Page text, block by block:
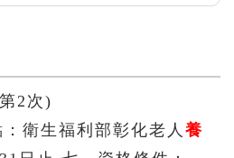
2次)
衛生福利部彰化老人 養